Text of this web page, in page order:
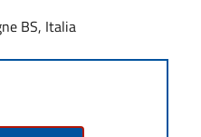
BS, Italia